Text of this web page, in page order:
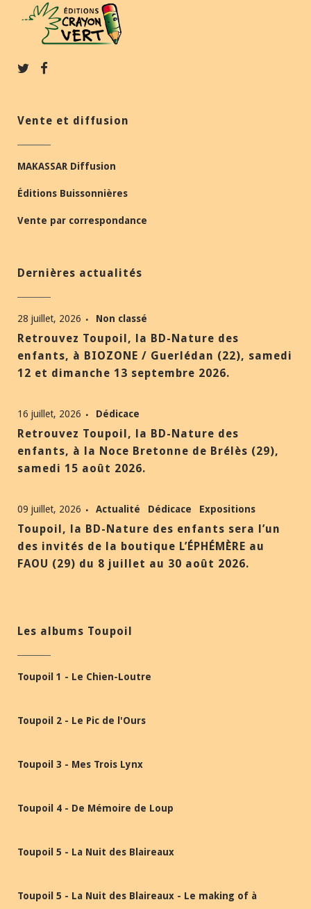
Vente et diffusion
MAKASSAR Diffusion
Éditions Buissonnières
Vente par correspondance
Dernières actualités
28 juillet, 2026 Non classé
Retrouvez Toupoil, la BD-Nature des
enfants, à BIOZONE / Guerlédan (22), samedi
12 et dimanche 13 septembre 2026.
16 juillet, 2026 Dédicace
Retrouvez Toupoil, la BD-Nature des
enfants, à la Noce Bretonne de Brélès (29),
samedi 15 août 2026.
09 juillet, 2026 Actualité Dédicace Expositions
Toupoil, la BD-Nature des enfants sera l’un
des invités de la boutique L’ÉPHÉMÈRE au
FAOU (29) du 8 juillet au 30 août 2026.
Les albums Toupoil
Toupoil 1 - Le Chien-Loutre
Toupoil 2 - Le Pic de l'Ours
Toupoil 3 - Mes Trois Lynx
Toupoil 4 - De Mémoire de Loup
Toupoil 5 - La Nuit des Blaireaux
Toupoil 5 - La Nuit des Blaireaux - Le making of à